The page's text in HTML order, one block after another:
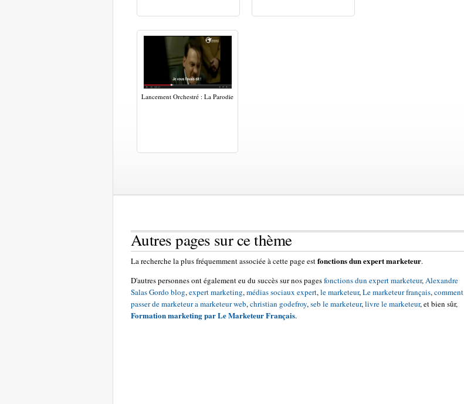
Lancement Orchestré : La Parodie
Autres pages sur ce thème
La recherche la plus fréquemment associée à cette page estfonctions dun expert marketeur.
D'autres personnes ont également eu du succès sur nos pagesfonctions dun expert marketeur,Alexandre
Salas Gordo blog,expert marketing,médias sociaux expert,le marketeur,Le marketeur français,comment
passer de marketeur a marketeur web,christian godefroy,seb le marketeur,livre le marketeur, et bien sûr,
Formation marketing par Le Marketeur Français.